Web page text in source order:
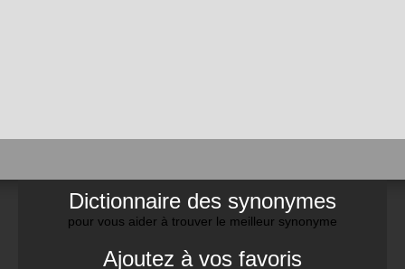
Dictionnaire des synonymes
pour vous aider à trouver le meilleur synonyme
Ajoutez à vos favoris